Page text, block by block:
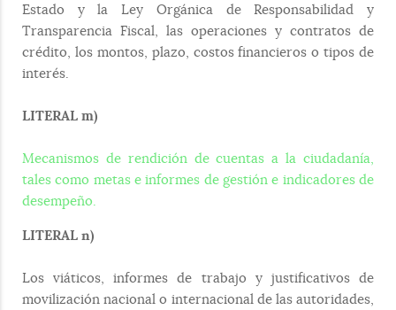
Estado y la Ley Orgánica de Responsabilidad y
Transparencia Fiscal, las operaciones y contratos de
crédito, los montos, plazo, costos financieros o tipos de
interés.
LITERAL m)
Mecanismos de rendición de cuentas a la ciudadanía,
tales como metas e informes de gestión e indicadores de
desempeño.
LITERAL n)
Los viáticos, informes de trabajo y justificativos de
movilización nacional o internacional de las autoridades,